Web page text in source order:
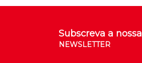
Subscreva a nossa
NEWSLETTER